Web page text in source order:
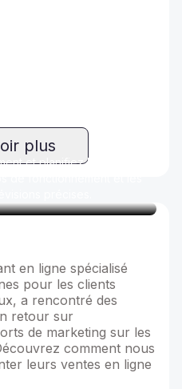
plus
et planifiez l'avenir
en ligne spécialisé
pour les clients
a rencontré des
retour sur
de marketing sur les
comment nous
leurs ventes en ligne